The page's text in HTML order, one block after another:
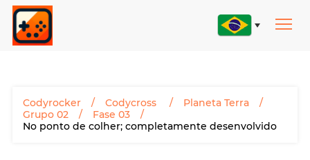
Codyrocker Codycross
Planeta Terra
Grupo 02
Fase 03
No ponto de colher; completamente desenvolvido